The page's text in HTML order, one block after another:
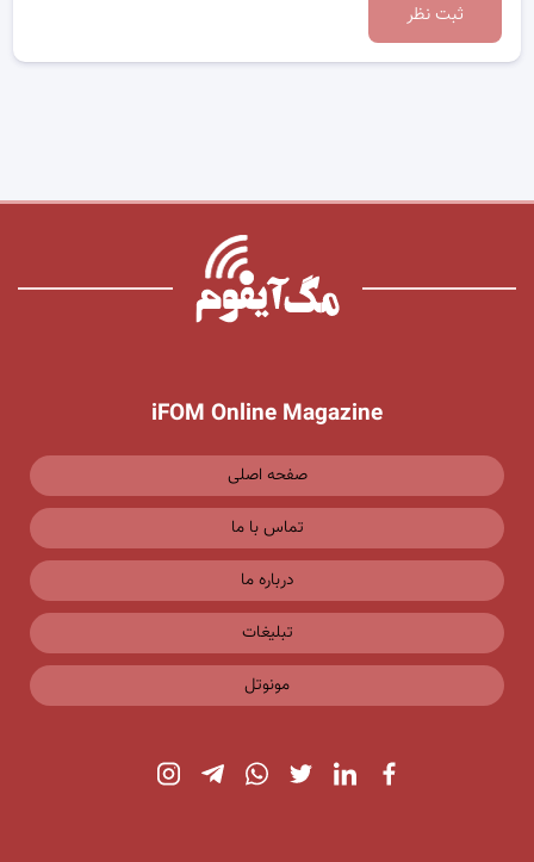
ثبت نظر
iFOM Online Magazine
صفحه اصلی
تماس با ما
درباره ما
تبلیغات
مونوتل